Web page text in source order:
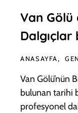
Van Gölü
ANASAYFA
Van Gölü’nün
bulunan tarihi
profesyonel